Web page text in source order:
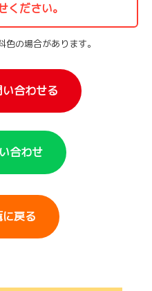
ください。
の場合があります。
合わせる
合わせ
戻る